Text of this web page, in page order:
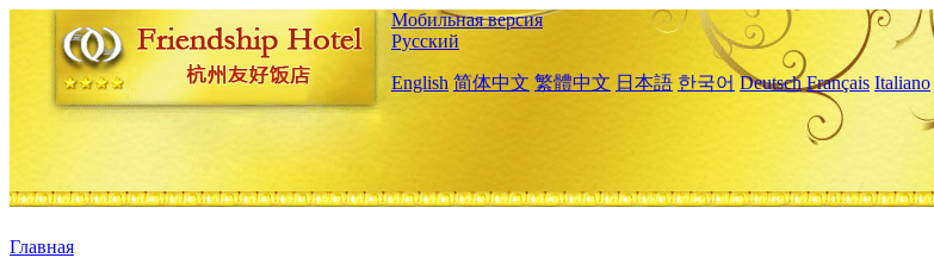
Мобильная версия
Русский
English 简体中文 繁體中文 日本語 한국어 Deutsch Français Italiano
Главная